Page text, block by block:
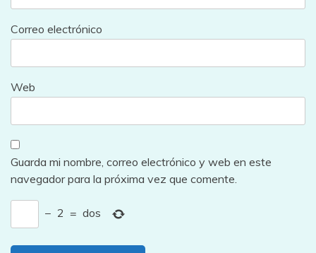
Correo electrónico
Web
Guarda mi nombre, correo electrónico y web en este
navegador para la próxima vez que comente.
− 2 = dos